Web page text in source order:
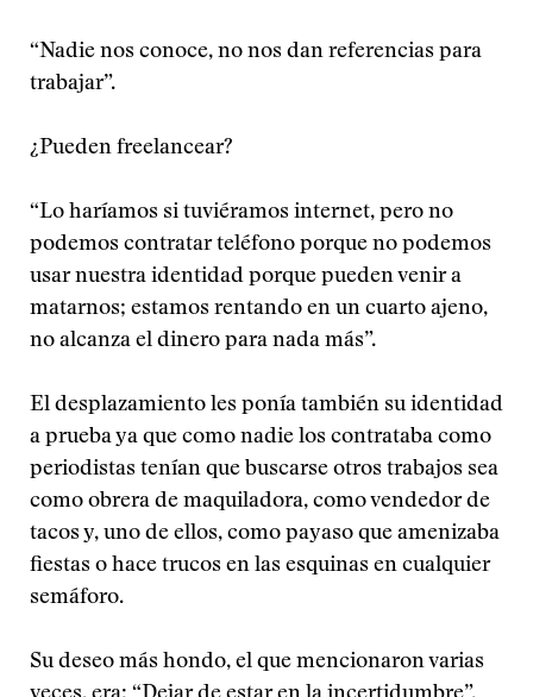
“Nadie nos conoce, no nos dan referencias para
trabajar”.
¿Pueden freelancear?
“Lo haríamos si tuviéramos internet, pero no
podemos contratar teléfono porque no podemos
usar nuestra identidad porque pueden venir a
matarnos; estamos rentando en un cuarto ajeno,
no alcanza el dinero para nada más”.
El desplazamiento les ponía también su identidad
a prueba ya que como nadie los contrataba como
periodistas tenían que buscarse otros trabajos sea
como obrera de maquiladora, como vendedor de
tacos y, uno de ellos, como payaso que amenizaba
fiestas o hace trucos en las esquinas en cualquier
semáforo.
Su deseo más hondo, el que mencionaron varias